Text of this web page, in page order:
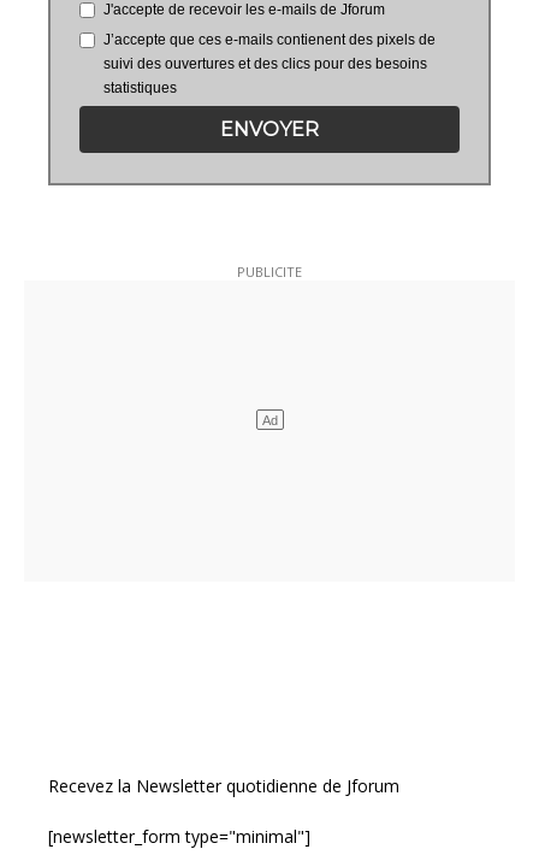
J'accepte de recevoir les e-mails de Jforum
J’accepte que ces e-mails contienent des pixels de
suivi des ouvertures et des clics pour des besoins
statistiques
ENVOYER
Recevez la Newsletter quotidienne de Jforum
[newsletter_form type="minimal"]